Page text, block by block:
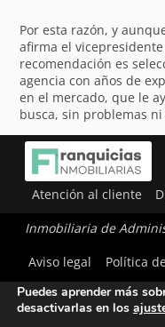
Por esta razón, y
afirma el
recomendación es
agencia con años de
en el mercado, que le
busca, sin problemas
Atención al cliente
Inmobiliaria de
Aviso legal
Política
Utilizamos cookies para
Puedes aprender más
desactivarlas en los